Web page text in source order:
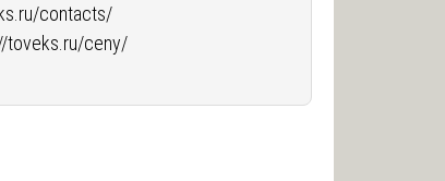
contacts/
toveks.ru/ceny/